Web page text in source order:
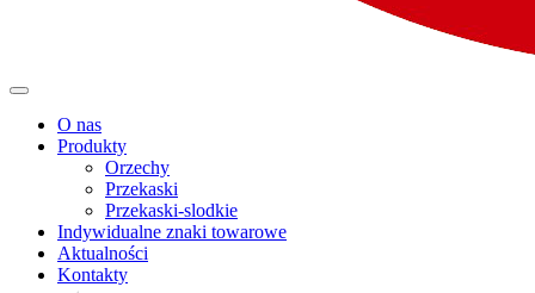
O nas
Produkty
Orzechy
Przekaski
Przekaski-slodkie
Indywidualne znaki towarowe
Aktualności
Kontakty